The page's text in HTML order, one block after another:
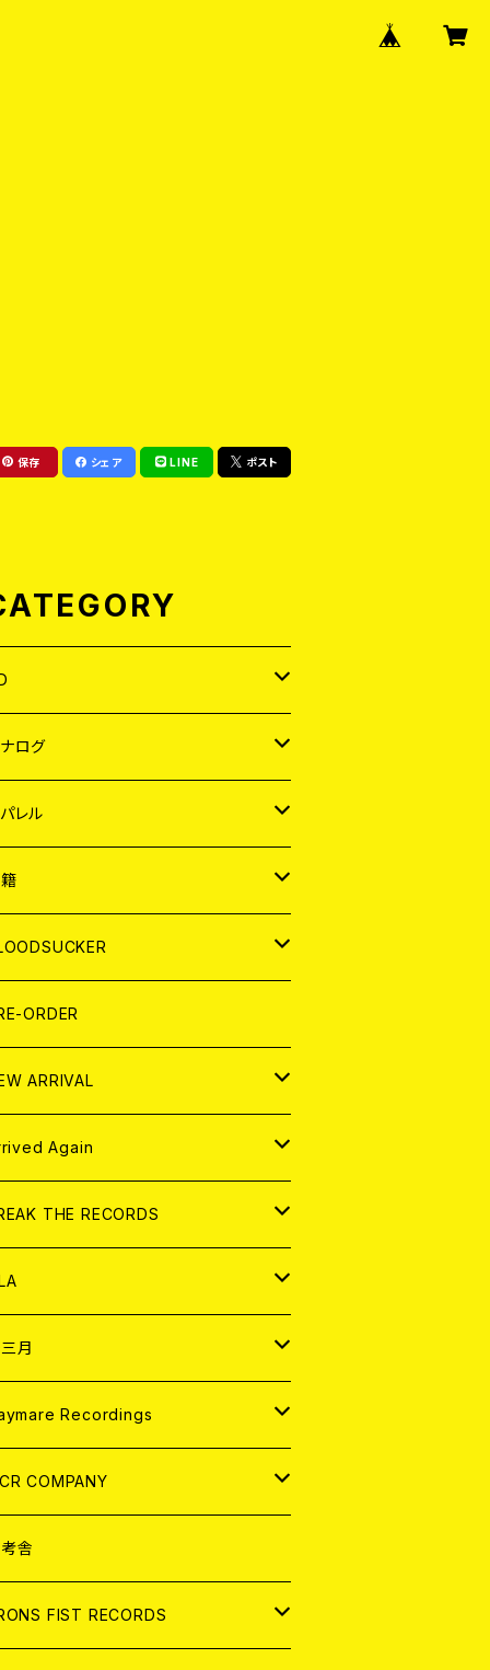
保存 シェア LINE ポスト
ログ
レル
ZINE
集 (PHOTOBOOK)
ログ
レル
CONTENTS
ORDER
ARRIVAL
ログ
Again
ログ
THE RECORDS
レル
月
Recordings
COMPANY
レル
舎
FIST RECORDS